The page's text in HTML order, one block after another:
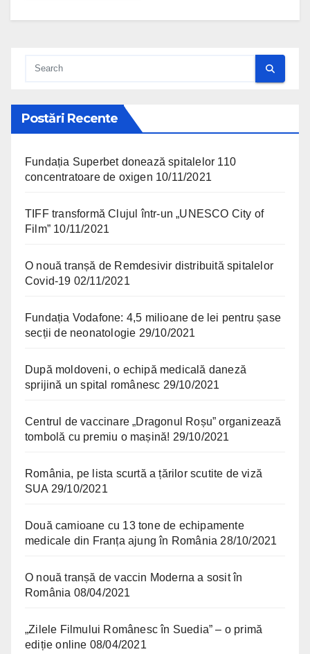
Postări Recente
Fundația Superbet donează spitalelor 110
concentratoare de oxigen 10/11/2021
TIFF transformă Clujul într-un „UNESCO City of
Film” 10/11/2021
O nouă tranșă de Remdesivir distribuită spitalelor
Covid-19 02/11/2021
Fundația Vodafone: 4,5 milioane de lei pentru șase
secții de neonatologie 29/10/2021
După moldoveni, o echipă medicală daneză
sprijină un spital românesc 29/10/2021
Centrul de vaccinare „Dragonul Roșu” organizează
tombolă cu premiu o mașină! 29/10/2021
România, pe lista scurtă a țărilor scutite de viză
SUA 29/10/2021
Două camioane cu 13 tone de echipamente
medicale din Franța ajung în România 28/10/2021
O nouă tranșă de vaccin Moderna a sosit în
România 08/04/2021
„Zilele Filmului Românesc în Suedia” – o primă
ediție online 08/04/2021